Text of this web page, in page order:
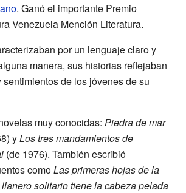
. Ganó el importante Premio
Venezuela Mención Literatura.
por un lenguaje claro y
manera, sus historias reflejaban
de los jóvenes de su
muy conocidas: Piedra de mar
yLos tres mandamientos de
(de 1976). También escribió
comoLas primeras hojas de la
solitario tiene la cabeza pelada